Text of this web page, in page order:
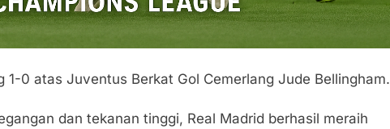
1-0 atas Juventus Berkat Gol Cemerlang Jude Bellingham.
dan tekanan tinggi, Real Madrid berhasil meraih